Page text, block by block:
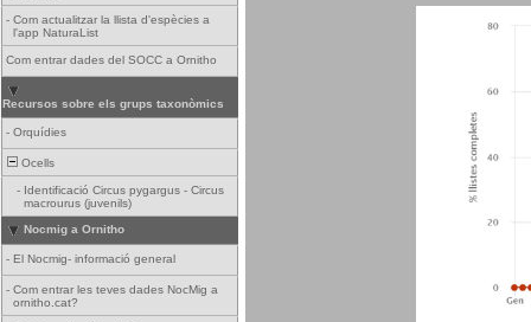
- Com actualitzar la llista d'espècies a
l'app NaturaList
Com entrar dades del SOCC a Ornitho
Recursos sobre els grups taxonòmics
- Orquídies
Ocells
- Identificació Circus pygargus - Circus
macrourus (juvenils)
Nocmig a Ornitho
- El Nocmig- informació general
- Com entrar les teves dades NocMig a
ornitho.cat?